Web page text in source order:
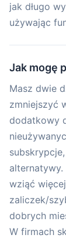
jak długo
używając
Jak mogę
Masz dwie
zmniejszyć
dodatkowy
wziąć
zaliczek/
dobrych
W firmach